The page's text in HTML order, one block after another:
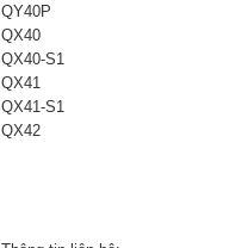
QY40P
QX40
QX40-S1
QX41
QX41-S1
QX42